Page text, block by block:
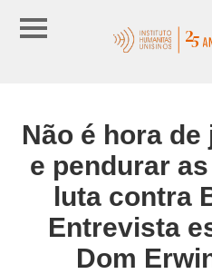
Não é hora
e pendurar
luta contra
Entrevista
Dom